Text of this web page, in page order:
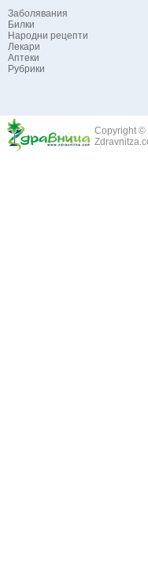
Заболявания
Билки
Народни рецепти
Лекари
Аптеки
Рубрики
Copyright ©